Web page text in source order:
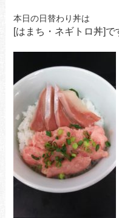
本日の日替わり丼は
[はまち・ネギトロ丼]で